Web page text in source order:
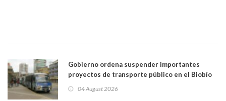
Gobierno ordena suspender importantes
proyectos de transporte público en el Biobío
04 August 2026